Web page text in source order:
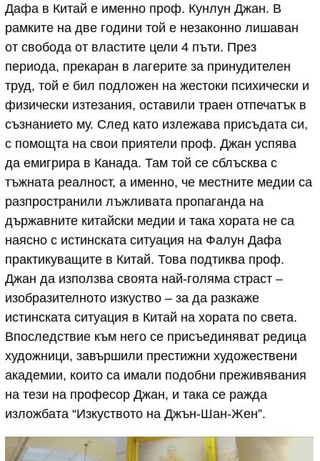
Дафа в Китай е именно проф. Кунлун Джан. В
рамките на две години той е незаконно лишаван
от свобода от властите цели 4 пъти. През
периода, прекаран в лагерите за принудителен
труд, той е бил подложен на жестоки психически и
физически изтезания, оставили траен отпечатък в
съзнанието му. След като излежава присъдата си,
с помощта на свои приятели проф. Джан успява
да емигрира в Канада. Там той се сблъсква с
тъжната реалност, а именно, че местните медии са
разпространили лъжливата пропаганда на
държавните китайски медии и така хората не са
наясно с истинската ситуация на Фалун Дафа
практикуващите в Китай. Това подтиква проф.
Джан да използва своята най-голяма страст –
изобразителното изкуство – за да разкаже
истинската ситуация в Китай на хората по света.
Впоследствие към него се присъединяват редица
художници, завършили престижни художествени
академии, които са имали подобни преживявания
на тези на професор Джан, и така се ражда
изложбата “Изкуството на Джън-Шан-Жен”.